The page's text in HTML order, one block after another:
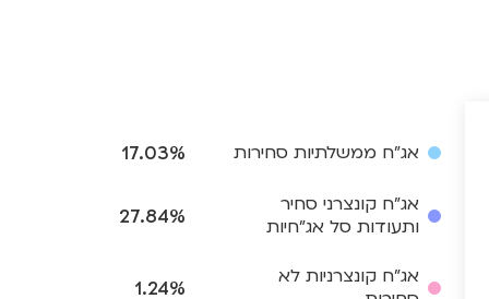
אג"ח ממשלתיות סחירות 17.03%
אג"ח קונצרני סחיר
ותעודות סל אג"חיות
27.84%
אג"ח קונצרניות לא
1.24%